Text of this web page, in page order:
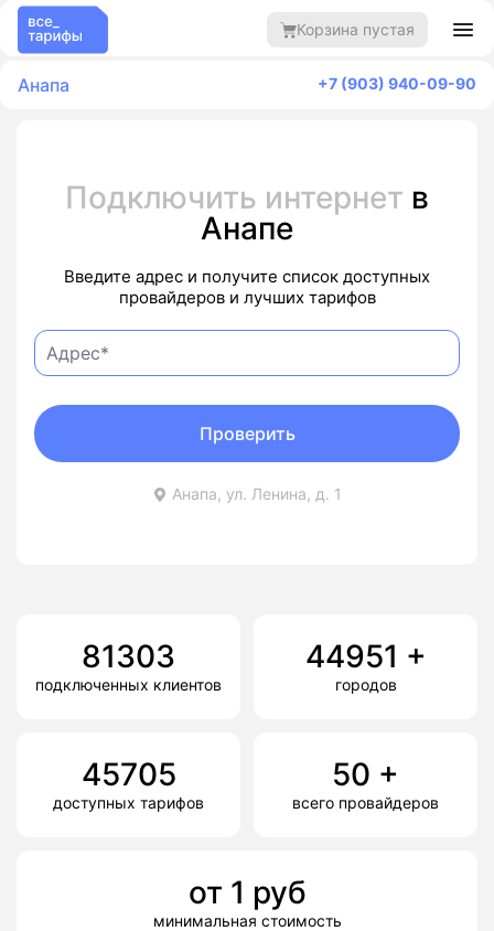
Корзина пустая
Анапа +7 (903) 940-09-90
Подключить интернет в
Анапе
Введите адрес и получите список доступных
провайдеров и лучших тарифов
Анапа, ул. Ленина, д. 1
Проверить
81303
подключенных клиентов
44951 +
городов
45705
доступных тарифов
50 +
всего провайдеров
от 1 руб
минимальная стоимость